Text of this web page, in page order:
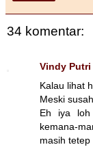
34 komentar:
Vindy Putri
Kalau lihat
Meski
Eh iya loh
kemana-
masih tetep